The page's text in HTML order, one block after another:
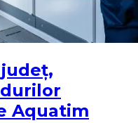
Aquatim